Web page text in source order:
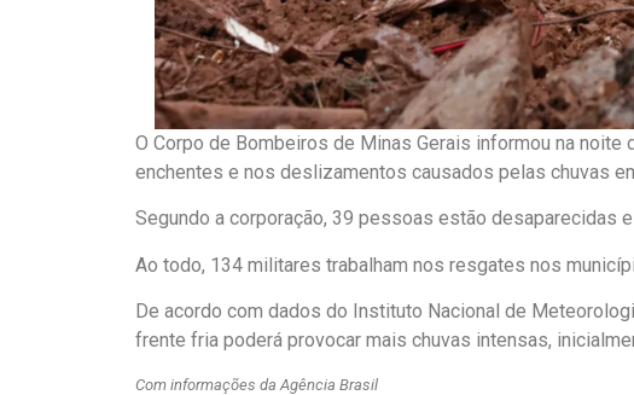
O Corpo de Bombeiros de Minas Gerais informou na
enchentes e nos deslizamentos causados pelas chuvas
Segundo a corporação, 39 pessoas estão desaparecidas
Ao todo, 134 militares trabalham nos resgates nos
De acordo com dados do Instituto Nacional de
frente fria poderá provocar mais chuvas intensas,
Com informações da Agência Brasil